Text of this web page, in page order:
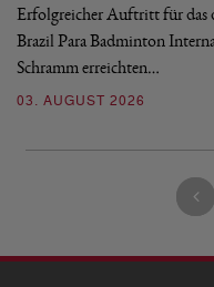
Erfolgreicher Auftritt für das
Brazil Para Badminton
Schramm erreichten…
03. AUGUST 2026